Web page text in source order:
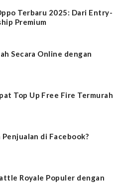
Terbaru 2025: Dari Entry-
Premium
Secara Online dengan
Top Up Free Fire Termurah
di Facebook?
Royale Populer dengan